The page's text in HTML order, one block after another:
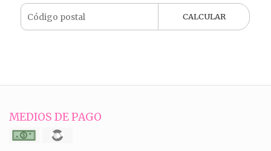
CALCULAR
MEDIOS DE PAGO